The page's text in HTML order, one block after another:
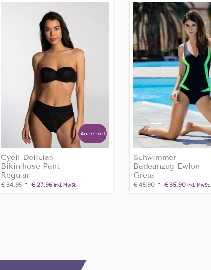
Cyell Delicias
Bikinihose Pant
Regular
€34,95 €27,96 inkl. MwSt.
Angebot!
Schwimmer
Badeanzug Ewlon
Greta
€45,90 € 35,90 inkl. MwSt.